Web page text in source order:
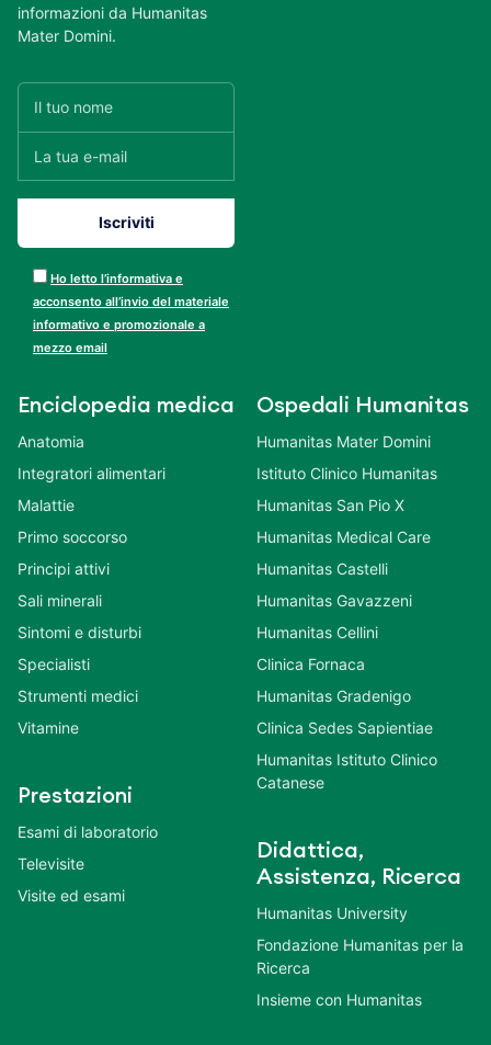
informazioni da Humanitas
Mater Domini.
Ho letto l’informativa e
acconsento all’invio del materiale
informativo e promozionale a
mezzo email
Enciclopedia medica
Anatomia
Integratori alimentari
Malattie
Primo soccorso
Principi attivi
Sali minerali
Sintomi e disturbi
Specialisti
Strumenti medici
Vitamine
Prestazioni
Esami di laboratorio
Televisite
Visite ed esami
Ospedali Humanitas
Humanitas Mater Domini
Istituto Clinico Humanitas
Humanitas San Pio X
Humanitas Medical Care
Humanitas Castelli
Humanitas Gavazzeni
Humanitas Cellini
Clinica Fornaca
Humanitas Gradenigo
Clinica Sedes Sapientiae
Humanitas Istituto Clinico
Catanese
Didattica,
Assistenza, Ricerca
Humanitas University
Fondazione Humanitas per la
Ricerca
Insieme con Humanitas